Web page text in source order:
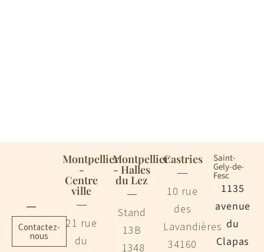
Contactez-
nous
Montpellier
-
Centre
ville
21 rue
du
Montpellier
- Halles
du Lez
Stand
13B
1348
Castries
10 rue
des
Lavandières
34160
Saint-
Gely-de-
Fesc
1135
avenue
du
Clapas